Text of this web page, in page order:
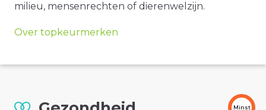
milieu, mensenrechten of dierenwelzijn.
Over topkeurmerken
Minst